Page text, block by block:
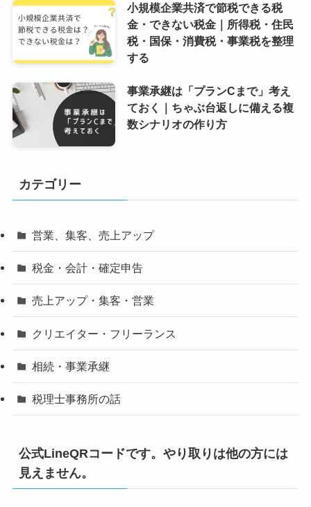
小規模企業共済で節税できる税
金・できない税金｜所得税・住民
税・国保・消費税・事業税を整理
する
事業承継は「プランCまで」考え
ておく｜ちゃぶ台返しに備える複
数シナリオの作り方
カテゴリー
営業、集客、売上アップ
税金・会計・確定申告
売上アップ・集客・営業
クリエイター・フリーランス
相続・事業承継
税理士事務所の話
公式LineQRコードです。やり取りは他の方には
見えません。